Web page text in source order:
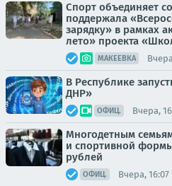
Спорт объединяет
поддержала
зарядку» в рамках
лето» проекта
МАКЕЕВКА
В Республике
ДНР»
ОФИЦ. Вчера,
Многодетным
и спортивной
рублей
ОФИЦ. Вчера, 16:07